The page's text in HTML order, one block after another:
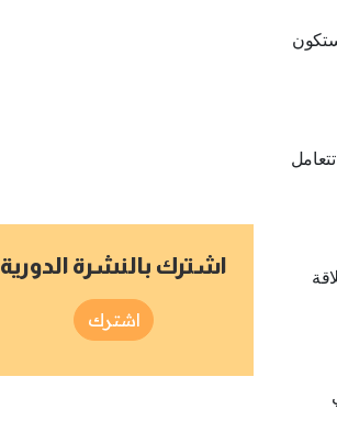
ستكون
اشترك بالنشرة الدورية
اشترك